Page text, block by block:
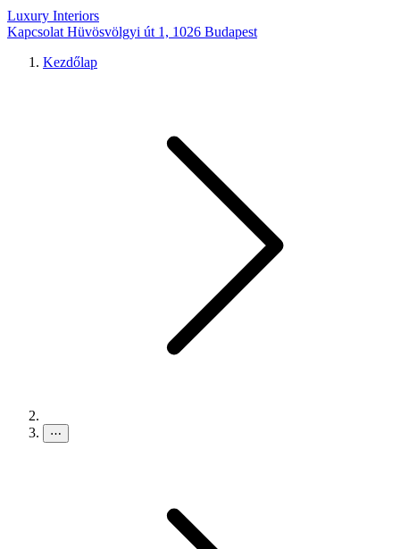
Luxury Interiors
Kapcsolat Hüvösvölgyi út 1, 1026 Budapest
Kezdőlap
⋯